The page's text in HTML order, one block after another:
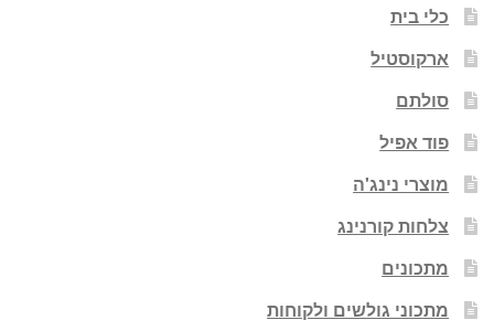
כלי בית
ארקוסטיל
סולתם
פוד אפיל
מוצרי נינג'ה
צלחות קורנינג
מתכונים
מתכוני גולשים ולקוחות